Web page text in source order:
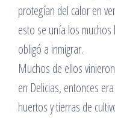
protegían del calor en
esto se unía los
obligó a inmigrar.
Muchos de ellos
en Delicias, entonces
huertos y tierras de